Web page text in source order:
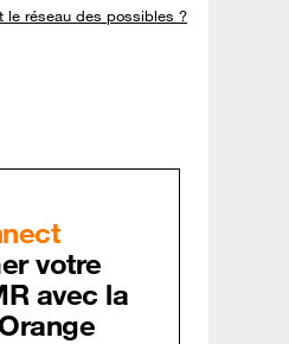
le réseau des possibles ?
votre
avec la